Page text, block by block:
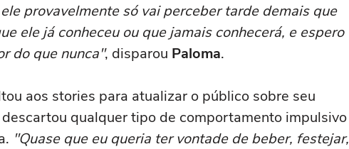
provavelmente só vai perceber tarde demais que
ele já conheceu ou que jamais conhecerá, e espero
do que nunca", disparou Paloma.
aos stories para atualizar o público sobre seu
qualquer tipo de comportamento impulsivo
"Quase que eu queria ter vontade de beber, festejar,